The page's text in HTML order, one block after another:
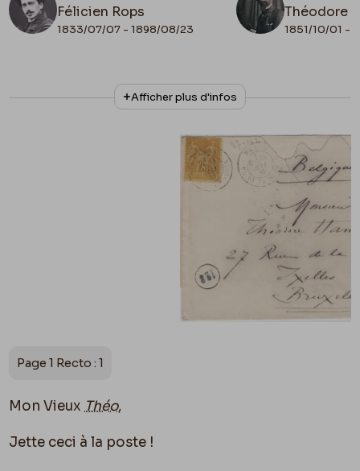
Félicien Rops
1833/07/07 - 1898/08/23
Théodore
1851/10/01 -
N° d'inventaire
ML/00026/0165
Collationnage
Autographe
Cachet d'envoi
1883/05/28
Belgique, Bruxelles, Archives et Musée de la
37-162 / sur l'Angleterre et ses artistes / 28
Afficher plus d'infos
Page 1 Recto : 1
Mon Vieux Théo,
Jette ceci à la poste !